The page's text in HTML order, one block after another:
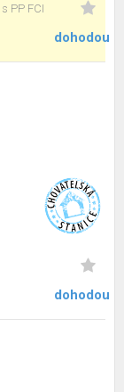
s PP FCI
dohodou
dohodou